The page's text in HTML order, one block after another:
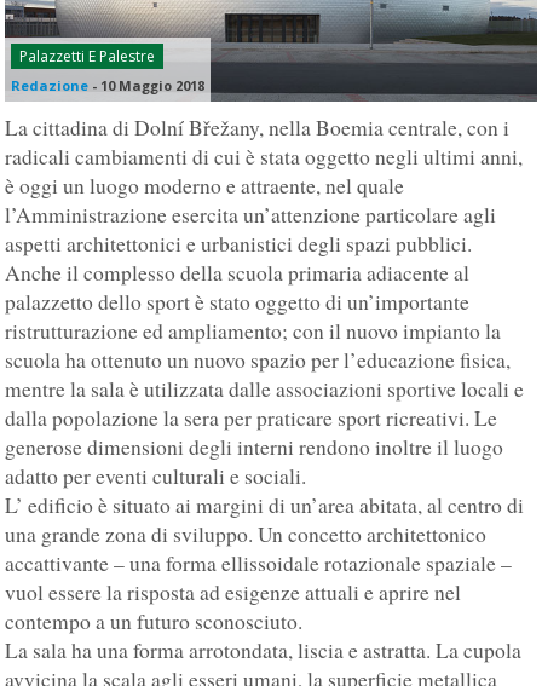
Palazzetti E Palestre
Redazione - 10 Maggio 2018
La cittadina di Dolní Břežany, nella Boemia centrale, con i
radicali cambiamenti di cui è stata oggetto negli ultimi anni,
è oggi un luogo moderno e attraente, nel quale
l’Amministrazione esercita un’attenzione particolare agli
aspetti architettonici e urbanistici degli spazi pubblici.
Anche il complesso della scuola primaria adiacente al
palazzetto dello sport è stato oggetto di un’importante
ristrutturazione ed ampliamento; con il nuovo impianto la
scuola ha ottenuto un nuovo spazio per l’educazione fisica,
mentre la sala è utilizzata dalle associazioni sportive locali e
dalla popolazione la sera per praticare sport ricreativi. Le
generose dimensioni degli interni rendono inoltre il luogo
adatto per eventi culturali e sociali.
L’ edificio è situato ai margini di un’area abitata, al centro di
una grande zona di sviluppo. Un concetto architettonico
accattivante – una forma ellissoidale rotazionale spaziale –
vuol essere la risposta ad esigenze attuali e aprire nel
contempo a un futuro sconosciuto.
La sala ha una forma arrotondata, liscia e astratta. La cupola
avvicina la scala agli esseri umani, la superficie metallica